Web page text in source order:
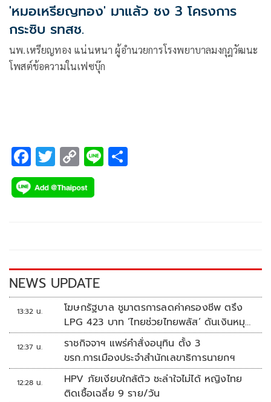
'หมอเหรียญทอง' มาแล้ว ชง 3 โครงการ
กระซิบ รทสช.
นพ.เหรียญทอง แน่นหนา ผู้อำนวยการโรงพยาบาลมงกุฎวัฒนะ
โพสต์ข้อความในเฟซบุ๊ก
F
ac
e
k
T
wi
tt
C
o
p
k
Li
NEWS UPDATE
13:32 น.
โฆษกรัฐบาล ชูมาตรการลดค่าครองชีพ ตรึง
LPG 423 บาท ‘ไทยช่วยไทยพลัส’ ดันเงินหมุน
แสนล้าน
12:37 น.
ราชกิจจาฯ แพร่คำสั่งอนุทิน ตั้ง 3
ขรก.การเมืองประจำสำนักเลขาธิการนายกฯ
12:28 น.
HPV ภัยเงียบใกล้ตัว ชะล่าใจไม่ได้ หญิงไทย
ติดเชื้อเฉลี่ย 9 ราย/วัน